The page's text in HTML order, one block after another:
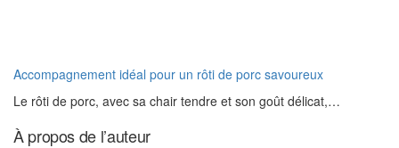
Accompagnement idéal pour un rôti de porc savoureux
Le rôti de porc, avec sa chair tendre et son goût délicat,…
À propos de l’auteur